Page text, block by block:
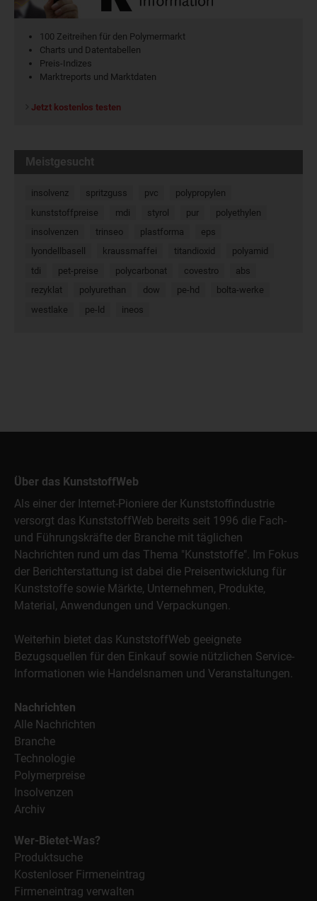
100 Zeitreihen für den Polymermarkt
Charts und Datentabellen
Preis-Indizes
Marktreports und Marktdaten
Jetzt kostenlos testen
Meistgesucht
insolvenz spritzguss pvc
polypropylen
kunststoffpreise
mdi styrol pur
polyethylen
insolvenzen
trinseo plastforma
eps
lyondellbasell
kraussmaffei titandioxid
polyamid
tdi
pet-preise polycarbonat covestro
abs
rezyklat
polyurethan dow pe-hd
bolta-werke
westlake
pe-ld ineos
Über das KunststoffWeb
Als einer der Internet-Pioniere der Kunststoffindustrie
versorgt das KunststoffWeb bereits seit 1996 die Fach-
und Führungskräfte der Branche mit täglichen
Nachrichten rund um das Thema "Kunststoffe". Im Fokus
der Berichterstattung ist dabei die Preisentwicklung für
Kunststoffe sowie Märkte, Unternehmen, Produkte,
Material, Anwendungen und Verpackungen.
Weiterhin bietet das KunststoffWeb geeignete
Bezugsquellen für den Einkauf sowie nützlichen Service-
Informationen wie Handelsnamen und Veranstaltungen.
Nachrichten
Alle Nachrichten
Branche
Technologie
Polymerpreise
Insolvenzen
Archiv
Wer-Bietet-Was?
Produktsuche
Kostenloser Firmeneintrag
Firmeneintrag verwalten